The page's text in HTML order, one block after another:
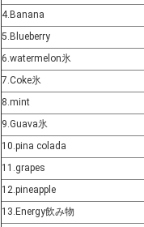
4.Banana
5.Blueberry
6.watermelon氷
7.Coke氷
8.mint
9.Guava氷
10.pina colada
11.grapes
12.pineapple
13.Energy飲み物